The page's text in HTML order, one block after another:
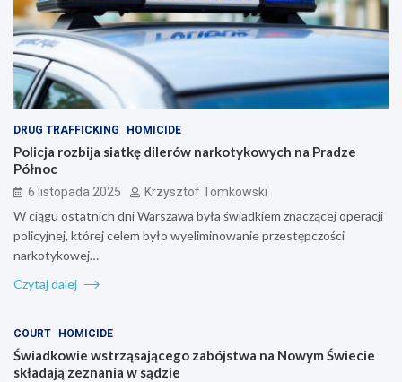
DRUG TRAFFICKING HOMICIDE
Policja rozbija siatkę dilerów narkotykowych na Pradze
Północ
6 listopada 2025 Krzysztof Tomkowski
W ciągu ostatnich dni Warszawa była świadkiem znaczącej operacji
policyjnej, której celem było wyeliminowanie przestępczości
narkotykowej…
Czytaj dalej
COURT HOMICIDE
Świadkowie wstrząsającego zabójstwa na Nowym Świecie
składają zeznania w sądzie